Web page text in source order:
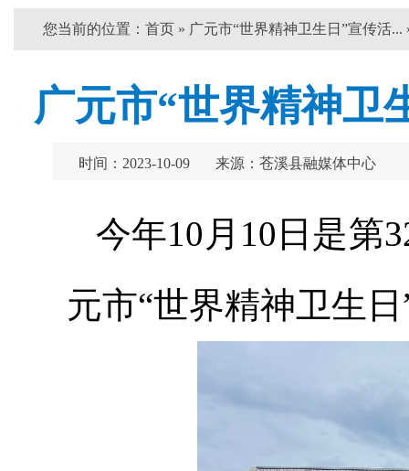
您当前的位置： 首页 » 广元市“世界精神卫生日”宣传活...
广元市“世界精神卫
时间：2023-10-09 来源：苍溪县融媒体中心
今年10月10日是第
元市“世界精神卫生